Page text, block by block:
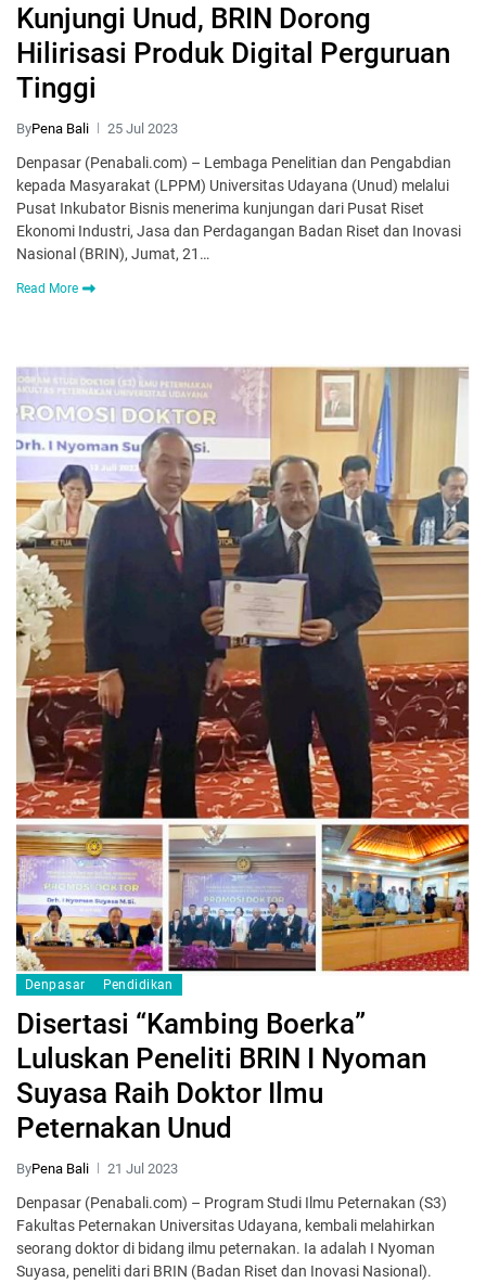
Kunjungi Unud, BRIN Dorong
Hilirisasi Produk Digital Perguruan
Tinggi
ByPena Bali 25 Jul 2023
Denpasar (Penabali.com) – Lembaga Penelitian dan Pengabdian
kepada Masyarakat (LPPM) Universitas Udayana (Unud) melalui
Pusat Inkubator Bisnis menerima kunjungan dari Pusat Riset
Ekonomi Industri, Jasa dan Perdagangan Badan Riset dan Inovasi
Nasional (BRIN), Jumat, 21…
Read More
Denpasar Pendidikan
Disertasi “Kambing Boerka”
Luluskan Peneliti BRIN I Nyoman
Suyasa Raih Doktor Ilmu
Peternakan Unud
ByPena Bali 21 Jul 2023
Denpasar (Penabali.com) – Program Studi Ilmu Peternakan (S3)
Fakultas Peternakan Universitas Udayana, kembali melahirkan
seorang doktor di bidang ilmu peternakan. Ia adalah I Nyoman
Suyasa, peneliti dari BRIN (Badan Riset dan Inovasi Nasional).